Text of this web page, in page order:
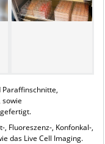
sowie
, Fluoreszenz-, Konfonkal-,
das Live Cell Imaging.